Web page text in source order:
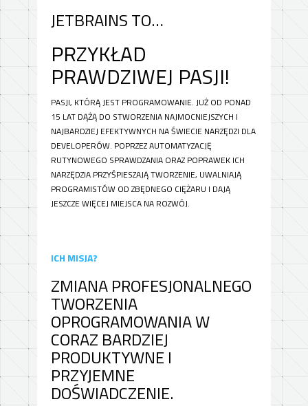
JETBRAINS TO…
PRZYKŁAD
PRAWDZIWEJ PASJI!
PASJI, KTÓRĄ JEST PROGRAMOWANIE. JUŻ OD PONAD
15 LAT DĄŻĄ DO STWORZENIA NAJMOCNIEJSZYCH I
NAJBARDZIEJ EFEKTYWNYCH NA ŚWIECIE NARZĘDZI DLA
DEVELOPERÓW. POPRZEZ AUTOMATYZACJĘ
RUTYNOWEGO SPRAWDZANIA ORAZ POPRAWEK ICH
NARZĘDZIA PRZYŚPIESZAJĄ TWORZENIE, UWALNIAJĄ
PROGRAMISTÓW OD ZBĘDNEGO CIĘŻARU I DAJĄ
JESZCZE WIĘCEJ MIEJSCA NA ROZWÓJ.
ICH MISJA?
ZMIANA PROFESJONALNEGO
TWORZENIA
OPROGRAMOWANIA W
CORAZ BARDZIEJ
PRODUKTYWNE I
PRZYJEMNE
DOŚWIADCZENIE.